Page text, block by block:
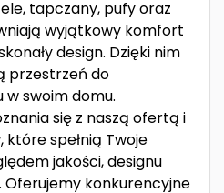
tapczany, pufy oraz
wyjątkowy komfort
design. Dzięki nim
przestrzeń do
swoim domu.
się z naszą ofertą i
spełnią Twoje
jakości, designu
Oferujemy konkurencyjne